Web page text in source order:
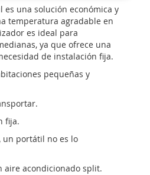
es una solución económica y
temperatura agradable en
es ideal para
ya que ofrece una
de instalación fija.
pequeñas y
fija.
un portátil no es lo
aire acondicionado split.